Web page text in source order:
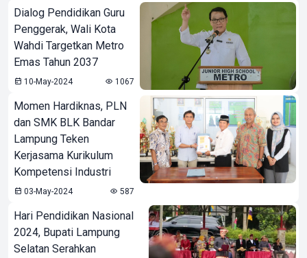
Dialog Pendidikan Guru
Penggerak, Wali Kota
Wahdi Targetkan Metro
Emas Tahun 2037
10-May-2024 1067
Momen Hardiknas, PLN
dan SMK BLK Bandar
Lampung Teken
Kerjasama Kurikulum
Kompetensi Industri
03-May-2024 587
Hari Pendidikan Nasional
2024, Bupati Lampung
Selatan Serahkan